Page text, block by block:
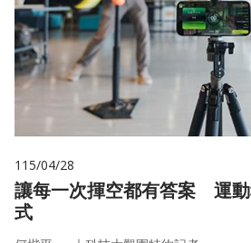
115/04/28
讓每一次揮空都有答案 運
式